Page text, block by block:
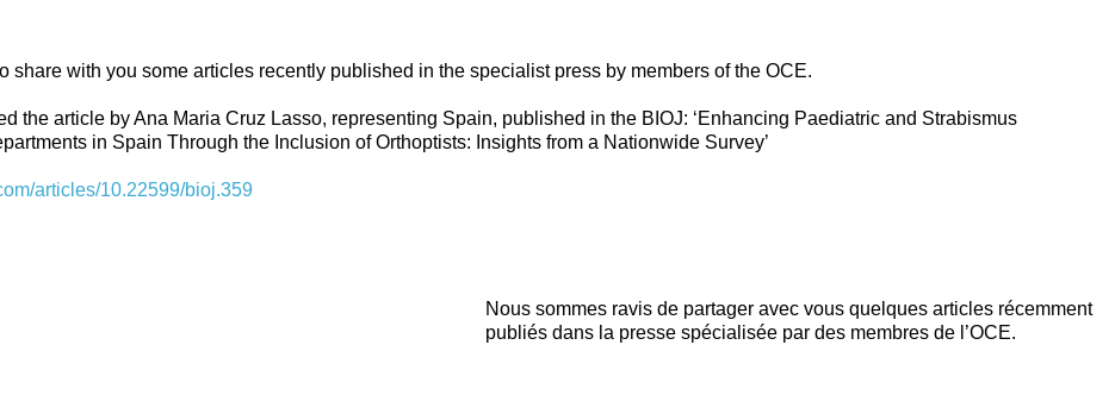
share with you some articles recently published in the specialist press by members of the OCE.
the article by Ana Maria Cruz Lasso, representing Spain, published in the BIOJ: ‘Enhancing Paediatric and Strabismus
in Spain Through the Inclusion of Orthoptists: Insights from a Nationwide Survey’
articles/10.22599/bioj.359
Nous sommes ravis de partager avec vous quelques articles récemment
publiés dans la presse spécialisée par des membres de l’OCE.